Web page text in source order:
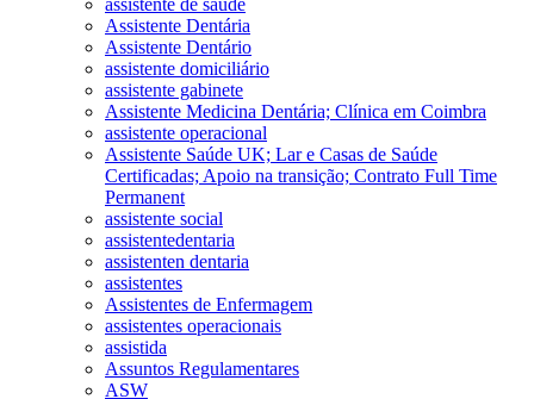
Assistente Dentária
Assistente Dentário
assistente domiciliário
assistente gabinete
Assistente Medicina Dentária; Clínica em Coimbra
assistente operacional
Assistente Saúde UK; Lar e Casas de Saúde
Certificadas; Apoio na transição; Contrato Full Time
Permanent
assistente social
assistentedentaria
assistenten dentaria
assistentes
Assistentes de Enfermagem
assistentes operacionais
assistida
Assuntos Regulamentares
ASW